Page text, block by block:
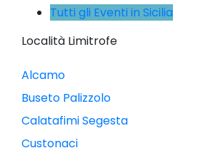
Tutti gli Eventi in Sicilia
Località Limitrofe
Alcamo
Buseto Palizzolo
Calatafimi Segesta
Custonaci